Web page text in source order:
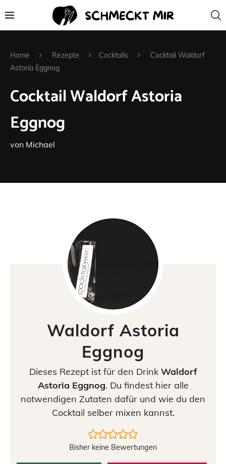
Home Rezepte Cocktails
Cocktail Waldorf
Astoria Eggnog
Cocktail Waldorf Astoria
Eggnog
von Michael
Waldorf Astoria
Eggnog
Dieses Rezept ist für den Drink Waldorf
Astoria Eggnog. Du findest hier alle
notwendigen Zutaten dafür und wie du den
Cocktail selber mixen kannst.
Bisher keine Bewertungen